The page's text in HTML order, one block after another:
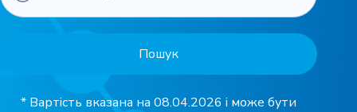
* Вартість вказана на 08.04.2026 і може бути